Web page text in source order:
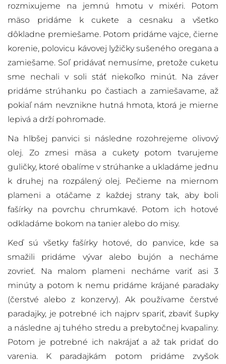
rozmixujeme na jemnú hmotu v mixéri. Potom
mäso pridáme k cukete a cesnaku a všetko
dôkladne premiešame. Potom pridáme vajce, čierne
korenie, polovicu kávovej lyžičky sušeného oregana a
zamiešame. Soľ pridávať nemusíme, pretože cuketu
sme nechali v soli stáť niekoľko minút. Na záver
pridáme strúhanku po častiach a zamiešavame, až
pokiaľ nám nevznikne hutná hmota, ktorá je mierne
lepivá a drží pohromade.
Na hlbšej panvici si následne rozohrejeme olivový
olej. Zo zmesi mäsa a cukety potom tvarujeme
guličky, ktoré obalíme v strúhanke a ukladáme jednu
k druhej na rozpálený olej. Pečieme na miernom
plameni a otáčame z každej strany tak, aby boli
fašírky na povrchu chrumkavé. Potom ich hotové
odkladáme bokom na tanier alebo do misy.
Keď sú všetky fašírky hotové, do panvice, kde sa
smažili pridáme vývar alebo bujón a necháme
zovrieť. Na malom plameni necháme variť asi 3
minúty a potom k nemu pridáme krájané paradaky
(čerstvé alebo z konzervy). Ak používame čerstvé
paradajky, je potrebné ich najprv spariť, zbaviť šupky
a následne aj tuhého stredu a prebytočnej kvapaliny.
Potom je potrebné ich nakrájať a až tak pridať do
varenia. K paradajkám potom pridáme zvyšok